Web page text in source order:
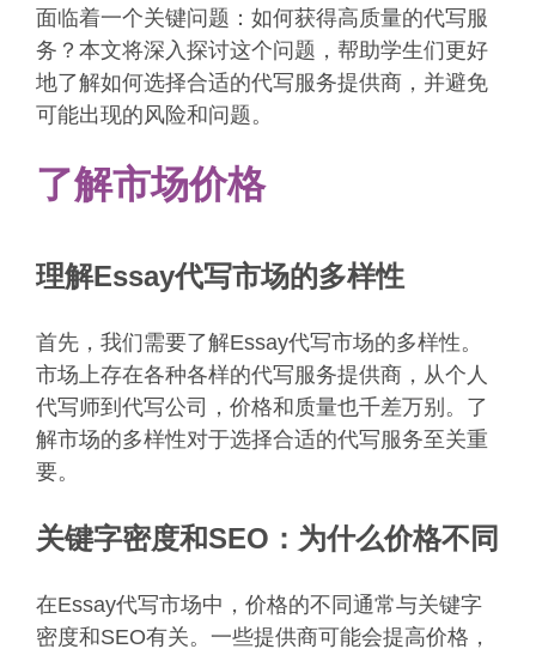
面临着一个关键问题：如何获得高质量的代写服
务？本文将深入探讨这个问题，帮助学生们更好
地了解如何选择合适的代写服务提供商，并避免
可能出现的风险和问题。
了解市场价格
理解Essay代写市场的多样性
首先，我们需要了解Essay代写市场的多样性。
市场上存在各种各样的代写服务提供商，从个人
代写师到代写公司，价格和质量也千差万别。了
解市场的多样性对于选择合适的代写服务至关重
要。
关键字密度和SEO：为什么价格不同
在Essay代写市场中，价格的不同通常与关键字
密度和SEO有关。一些提供商可能会提高价格，